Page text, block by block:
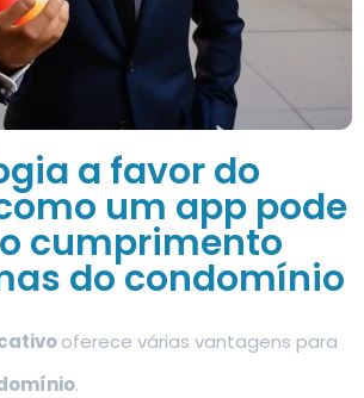
a favor do
um app pode
cumprimento
do condomínio
oferece várias vantagens para
.